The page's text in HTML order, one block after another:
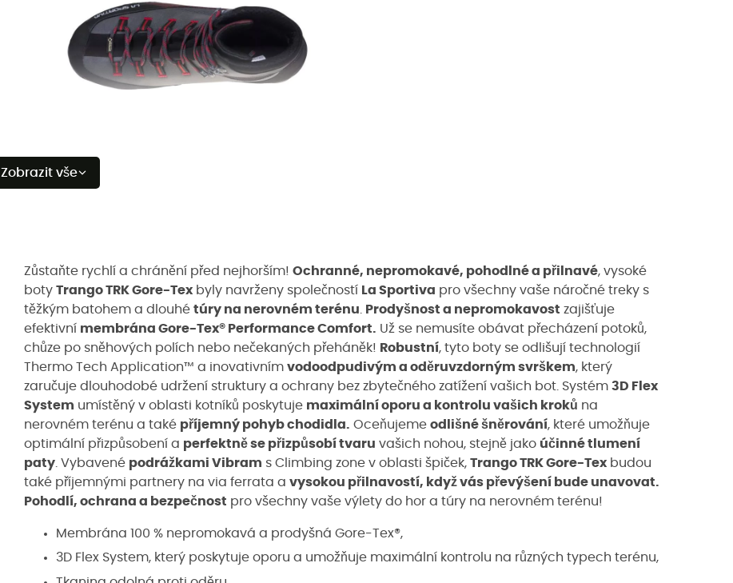
Zobrazit vše
Zůstaňte rychlí a chránění před nejhorším! Ochranné, nepromokavé, pohodlné a přilnavé, vysoké
boty Trango TRK Gore-Tex byly navrženy společností La Sportiva pro všechny vaše náročné treky s
těžkým batohem a dlouhé túry na nerovném terénu Prodyšnost a nepromokavost zajišťuje
efektivní membrána Gore-Tex® Performance Comfort. Už se nemusíte obávat přecházení potoků,
chůze po sněhových polích nebo nečekaných přeháněk! Robustní, tyto boty se odlišují technologií
Thermo Tech Application™ a inovativním vodoodpudivým a oděruvzdorným svrškem, který
zaručuje dlouhodobé udržení struktury a ochrany bez zbytečného zatížení vašich bot. Systém 3D Flex
System umístěný v oblasti kotníků poskytuje maximální oporu a kontrolu vašich kroků na
nerovném terénu a také příjemný pohyb chodidla. Oceňujeme odlišné šněrování, které umožňuje
optimální přizpůsobení a perfektně se přizpůsobí tvaru vašich nohou, stejně jako účinné tlumení
paty . Vybavené podrážkami Vibram s Climbing zone v oblasti špiček, Trango TRK Gore-Tex budou
také příjemnými partnery na via ferrata a vysokou přilnavostí, když vás převýšení bude unavovat.
Pohodlí, ochrana a bezpečnost pro všechny vaše výlety do hor a túry na nerovném terénu!
Membrána 100 % nepromokavá a prodyšná Gore-Tex®,
3D Flex System, který poskytuje oporu a umožňuje maximální kontrolu na různých typech terénu,